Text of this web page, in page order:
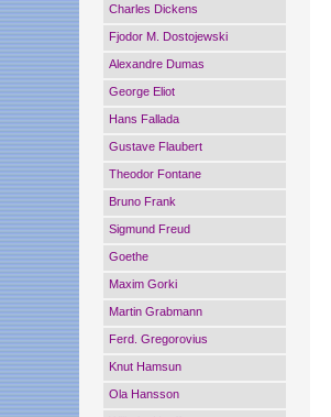
Charles Dickens
Fjodor M. Dostojewski
Alexandre Dumas
George Eliot
Hans Fallada
Gustave Flaubert
Theodor Fontane
Bruno Frank
Sigmund Freud
Goethe
Maxim Gorki
Martin Grabmann
Ferd. Gregorovius
Knut Hamsun
Ola Hansson